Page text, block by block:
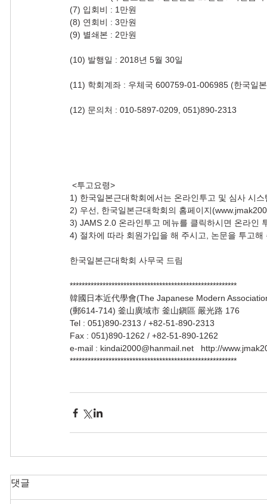
(7) 입회비 : 1만원
(8) 연회비 : 3만원
(9) 별쇄본 : 2만원
(10) 발행일 : 2018년 5월 30일
(11) 학회계좌 : 우체국 600759-01-006985 (한국일
(12) 문의처 : 010-5897-0209, 051)890-2313
<투고요령>
1) 한국일본근대학회에서는 온라인투고 및 심사 시
2) 우선, 한국일본근대학회의 홈페이지
3) JAMS 2.0 온라인투고 메뉴를 클릭하시면 온라인
4) 절차에 따라 회원가입을 해 주시고, 논문을 투고해
한국일본근대학회 사무국 드림
********************************************************
韓國日本近代學會(The Japanese Modern
(郵614-714) 釜山廣域市 釜山鎭區 嚴光路 176
Tel : 051)890-2313 / +82-51-890-2313
Fax : 051)890-1262 / +82-51-890-1262
e-mail : kindai2000@hanmail.net   http://
********************************************************
댓글